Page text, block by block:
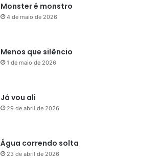
Monster é monstro
4 de maio de 2026
Menos que silêncio
1 de maio de 2026
Já vou ali
29 de abril de 2026
Água correndo solta
23 de abril de 2026